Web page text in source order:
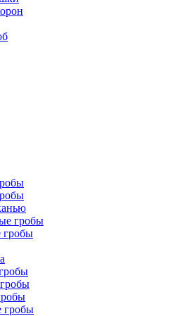
гробы
гробы
гробы